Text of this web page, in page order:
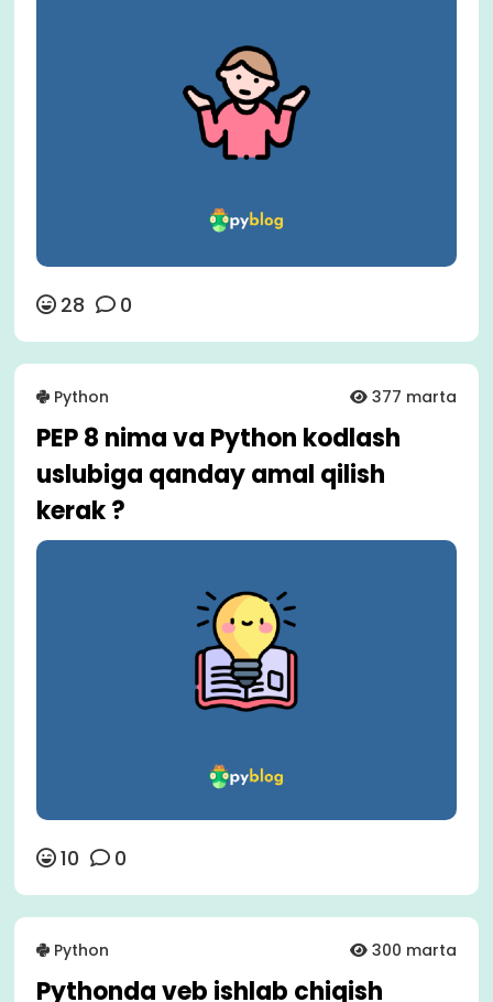
28 0
Python 377 marta
PEP 8 nima va Python kodlash
uslubiga qanday amal qilish
kerak ?
10 0
Python 300 marta
Pythonda veb ishlab chiqish